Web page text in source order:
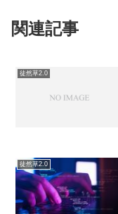
関連記事
徒然草2.0
徒然草2.0